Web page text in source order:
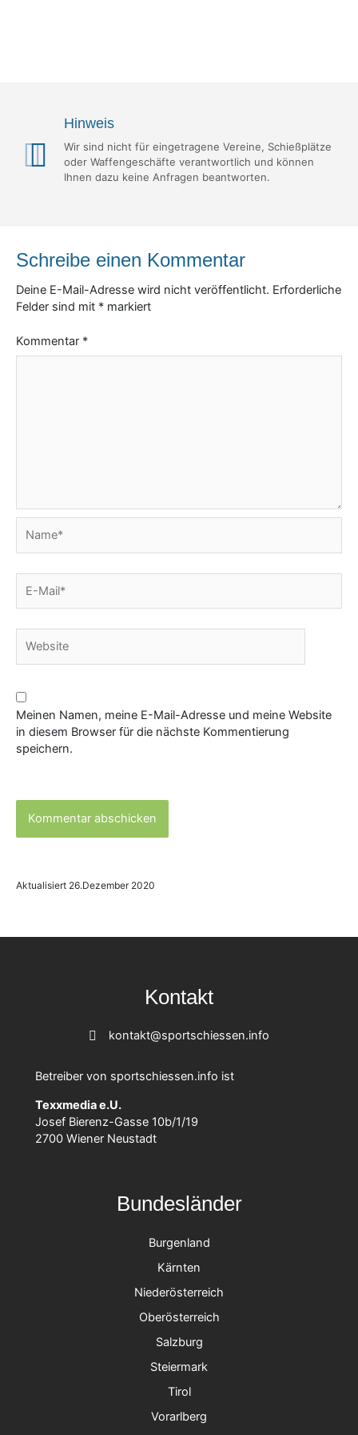
Hinweis
Wir sind nicht für eingetragene Vereine, Schießplätze
oder Waffengeschäfte verantwortlich und können
Ihnen dazu keine Anfragen beantworten.
Schreibe einen Kommentar
Deine E-Mail-Adresse wird nicht veröffentlicht. Erforderliche
Felder sind mit * markiert
Kommentar *
Mail*
Meinen Namen, meine E-Mail-Adresse und meine Website
in diesem Browser für die nächste Kommentierung
speichern.
Aktualisiert 26.Dezember 2020
Kontakt
kontakt@sportschiessen.info
Betreiber von sportschiessen.info ist
Texxmedia e.U.
Josef Bierenz-Gasse 10b/1/19
2700 Wiener Neustadt
Bundesländer
Burgenland
Kärnten
Niederösterreich
Oberösterreich
Salzburg
Steiermark
Tirol
Vorarlberg